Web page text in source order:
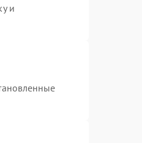
и